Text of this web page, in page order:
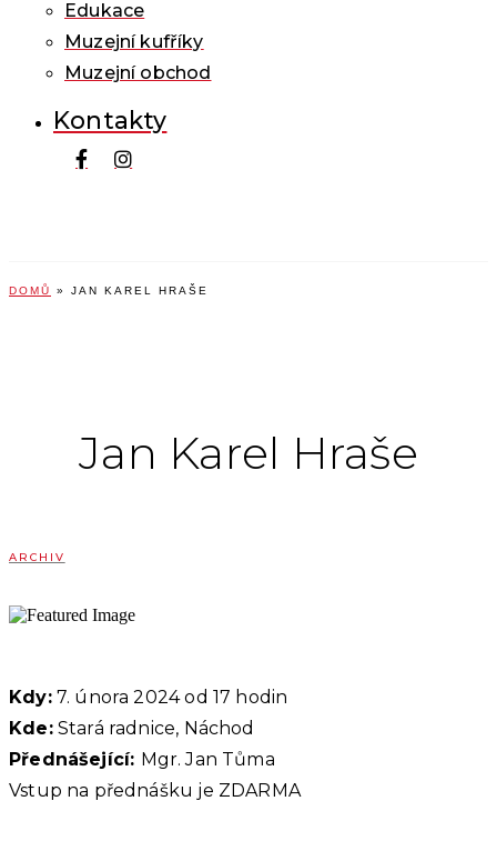
Edukace
Muzejní kufříky
Muzejní obchod
Kontakty
DOMŮ » JAN KAREL HRAŠE
Jan Karel Hraše
ARCHIV
Kdy:7. února 2024 od 17 hodin
Kde:Stará radnice, Náchod
Přednášející: Mgr. Jan Tůma
Vstup na přednášku je ZDARMA